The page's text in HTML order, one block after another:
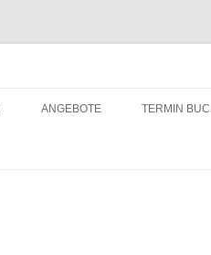
ANGEBOTE TERMIN